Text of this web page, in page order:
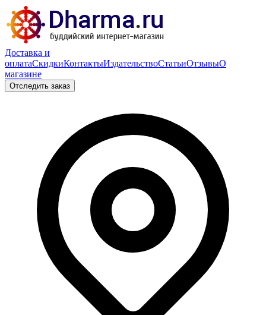
Доставка и
оплатаСкидкиКонтактыИздательствоСтатьиОтзывыО
магазине
Отследить заказ